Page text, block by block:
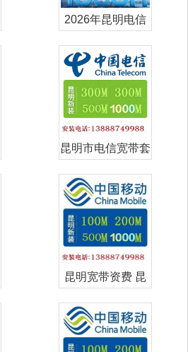
2026年昆明电信
昆明市电信宽带套
昆明宽带资费 昆